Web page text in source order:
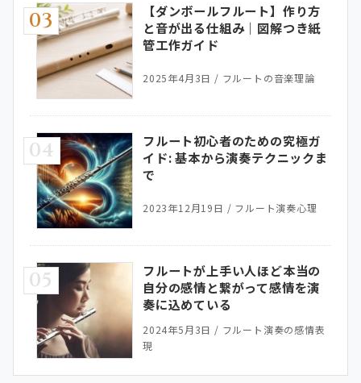
03
【ダンボールフルート】作り方
と音が出る仕組み｜図解つき紙
管工作ガイド
2025年4月3日 / フルートの音楽理論
04
フルート初心者のための究極ガ
イド: 基本から演奏テクニックま
で
2023年12月19日 / フルート演奏心理
05
フルートが上手い人ほど本当の
自分の感情と繋がって感情を演
奏に込めている
2024年5月3日 / フルート演奏の感情表
現